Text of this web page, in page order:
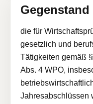
die für
gesetzlich und
Tätigkeiten gemäß
Abs. 4 WPO,
Jahresabschlüssen